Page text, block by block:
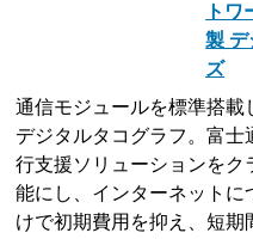
ト
製 デ
ズ
通信モジュールを標準搭載
デジタルタコグラフ。富
行支援ソリューションを
能にし、インターネット
けで初期費用を抑え、短期